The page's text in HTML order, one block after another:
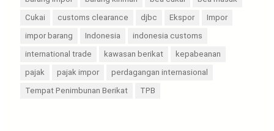
Cukai
customs clearance djbc Ekspor
Impor
impor barang
Indonesia
indonesia customs
international trade
kawasan berikat
kepabeanan
pajak
pajak impor
perdagangan internasional
Tempat Penimbunan Berikat
TPB